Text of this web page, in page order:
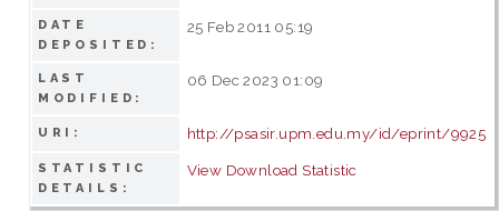
DATE
DEPOSITED:
25 Feb 2011 05:19
LAST
MODIFIED:
06 Dec 2023 01:09
URI: http://psasir.upm.edu.my/id/eprint/9925
STATISTIC
DETAILS:
View Download Statistic